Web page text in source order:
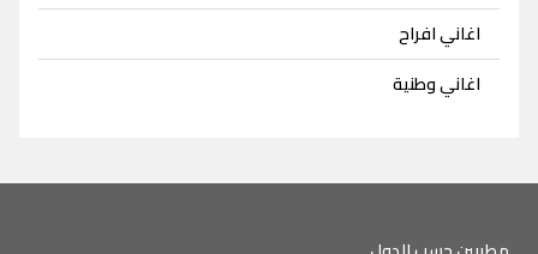
اغاني افراح
اغاني وطنية